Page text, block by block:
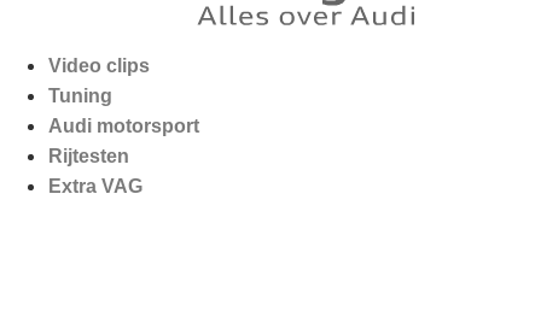
Video clips
Tuning
Audi motorsport
Rijtesten
Extra VAG